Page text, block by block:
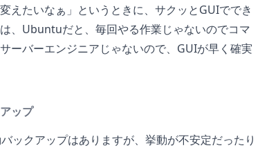
えたいなぁ」というときに、サクッとGUIででき
、Ubuntuだと、毎回やる作業じゃないのでコマ
ーバーエンジニアじゃないので、GUIが早く確実
ップ
ックアップはありますが、挙動が不安定だったり